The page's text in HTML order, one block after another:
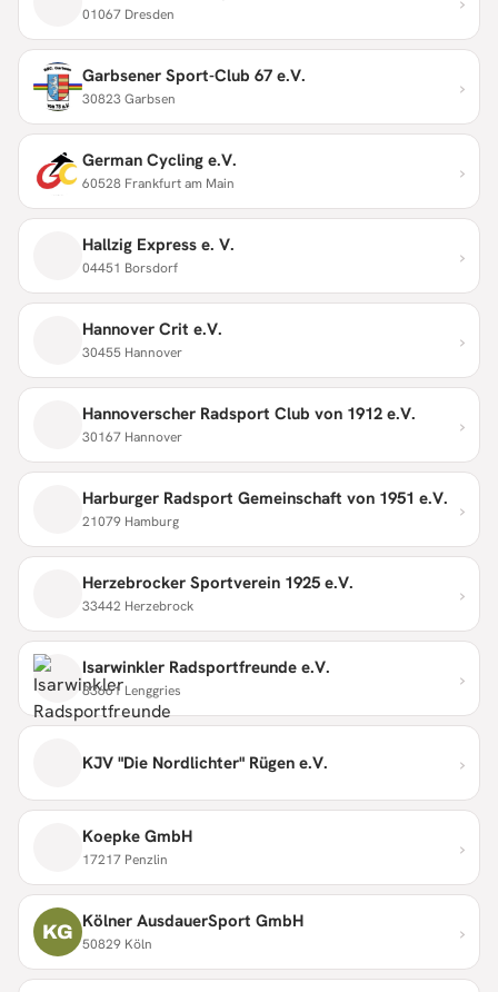
01067 Dresden
Garbsener Sport-Club 67 e.V.
30823 Garbsen ›
German Cycling e.V.
60528 Frankfurt am Main ›
Hallzig Express e. V.
04451 Borsdorf ›
Hannover Crit e.V.
30455 Hannover ›
Hannoverscher Radsport Club von 1912 e.V.
30167 Hannover ›
Harburger Radsport Gemeinschaft von 1951 e.V.
21079 Hamburg ›
Herzebrocker Sportverein 1925 e.V.
33442 Herzebrock ›
Isarwinkler Radsportfreunde e.V.
83661 Lenggries ›
KJV "Die Nordlichter" Rügen e.V. ›
Koepke GmbH
17217 Penzlin ›
KG Kölner AusdauerSport GmbH
50829 Köln ›